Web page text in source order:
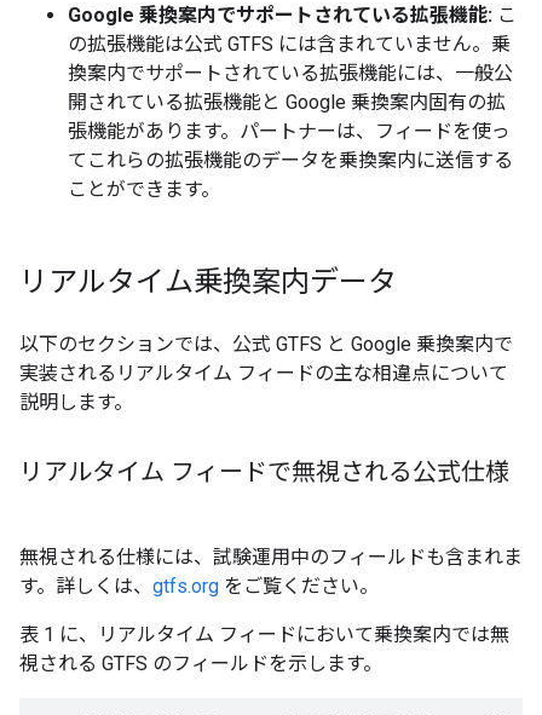
Google 乗換案内でサポートされている拡張機能: こ
の拡張機能は公式 GTFS には含まれていません。 乗
換案内でサポートされている拡張機能には、一般公
開されている拡張機能と Google 乗換案内固有の拡
張機能があります。パートナーは、フィードを使っ
てこれらの拡張機能のデータを乗換案内に送信する
ことができます。
リアルタイム乗換案内データ
以下のセクションでは、公式 GTFS と Google 乗換案内で
実装されるリアルタイム フィードの主な相違点について
説明します。
リアルタイム フィードで無視される公式仕様
無視される仕様には、試験運用中のフィールドも含まれま
す。詳しくは、 gtfs.org をご覧ください。
表 1 に、リアルタイム フィードにおいて乗換案内では無
視される GTFS のフィールドを示します。